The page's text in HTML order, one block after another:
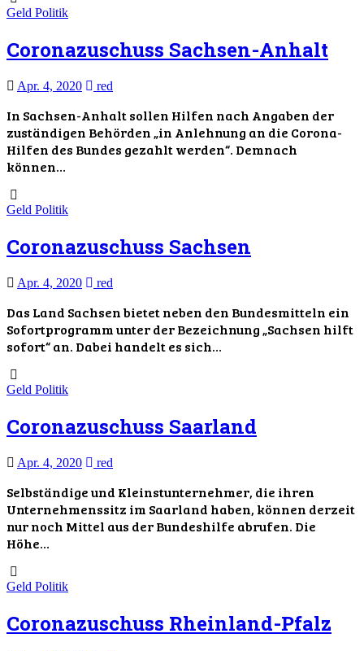
Geld Politik
Coronazuschuss Sachsen-Anhalt
Apr. 4, 2020 red
In Sachsen-Anhalt sollen Hilfen nach Angaben der
zuständigen Behörden „in Anlehnung an die Corona-
Hilfen des Bundes gezahlt werden“. Demnach
können…
Geld Politik
Coronazuschuss Sachsen
Apr. 4, 2020 red
Das Land Sachsen bietet neben den Bundesmitteln ein
Sofortprogramm unter der Bezeichnung „Sachsen hilft
sofort“ an. Dabei handelt es sich…
Geld Politik
Coronazuschuss Saarland
Apr. 4, 2020 red
Selbständige und Kleinstunternehmer, die ihren
Unternehmenssitz im Saarland haben, können derzeit
nur noch Mittel aus der Bundeshilfe abrufen. Die
Höhe…
Geld Politik
Coronazuschuss Rheinland-Pfalz